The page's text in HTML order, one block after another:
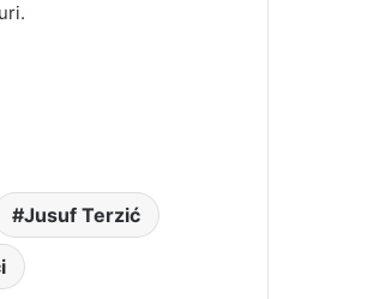
Jusuf Terzić